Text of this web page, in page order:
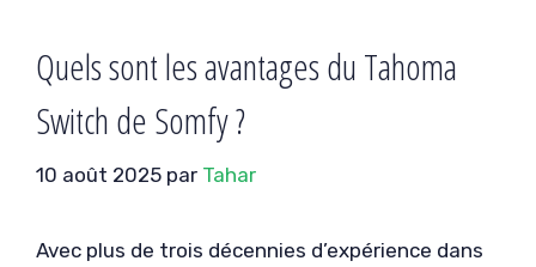
Quels sont les avantages du Tahoma
Switch de Somfy ?
10 août 2025 par Tahar
Avec plus de trois décennies d’expérience dans